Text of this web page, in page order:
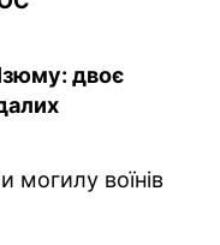
двоє
воїнів